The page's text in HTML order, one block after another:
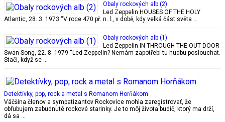
Obaly rockových alb (2)
Led Zeppelin HOUSES OF THE HOLY
Atlantic, 28. 3. 1973 “V roce 470 př. n. l., v době, kdy velká část světa …
Obaly rockových alb (1)
Led Zeppelin IN THROUGH THE OUT DOOR
Swan Song, 22. 8. 1979 “Led Zeppelin? Nemám zapotřebí tu hudbu poslouchat.
Stačí, když se …
Detektívky, pop, rock a metal s Romanom Horňákom
Väčšina členov a sympatizantov Rockovice mohla zaregistrovať, že
obľubujem zabudnuté rockové starinky. Je to môj života budič, ktorý ma drží,
dá sa …